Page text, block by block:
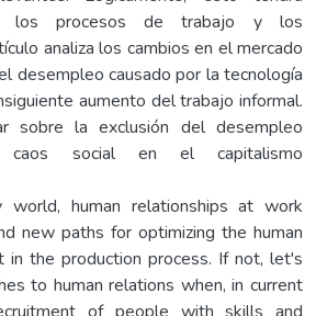
los procesos de trabajo y los
analiza los cambios en el mercado
desempleo causado por la tecnología
aumento del trabajo informal.
sobre la exclusión del desempleo
caos social en el capitalismo
world, human relationships at work
new paths for optimizing the human
in the production process. If not, let's
to human relations when, in current